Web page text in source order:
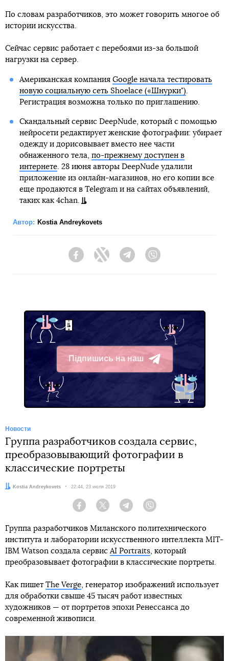
По словам разработчиков, это может говорить многое об
истории искусства.
Сейчас сервис работает с перебоями из-за большой
нагрузки на сервер.
Американская компания Google начала тестировать
новую социальную сеть Shoelace («Шнурки")
Регистрация возможна только по приглашению.
Скандальный сервис DeepNude, который с помощью
нейросети редактирует женские фотографии: убирает
одежду и дорисовывает вместо нее части
обнаженного тела, по-прежнему доступен в
интернете. 28 июня авторы DeepNude удалили
приложение из онлайн-магазинов, но его копии все
еще продаются в Telegram и на сайтах объявлений,
таких как 4chan.
Автор: Kostia Andreykovets
FacebookTwitter Telegram
Підпишись на наш
Telegram
Новости
Группа разработчиков создала сервис,
преобразовывающий фотографии в
классические портреты
Автор:Kostia Andreykovets Дата:
22:44, 23 июля 2019
Facebook Twitter Telegram
Группа разработчиков Миланского политехнического
института и лаборатории искусственного интеллекта MIT-
IBM Watson создала сервис AI Portraits , который
преобразовывает фотографии в классические портреты.
Как пишет The Verge , генератор изображений использует
для обработки свыше 45 тысяч работ известных
художников — от портретов эпохи Ренессанса до
современной живописи.